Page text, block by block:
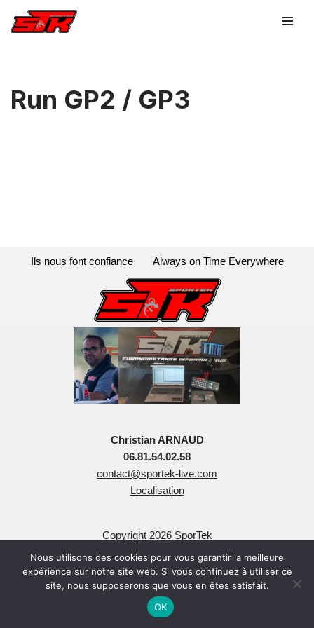
Run GP2 / GP3
Ils nous font confiance Always on Time Everywhere
Christian ARNAUD
06.81.54.02.58
contact@sportek-live.com
Localisation
Copyright 2026 SporTek
Tous Droits Réservés
| Propulsé par
Nous utilisons des cookies pour vous garantir la meilleure
expérience sur notre site web. Si vous continuez à utiliser ce
site, nous supposerons que vous en êtes satisfait.
OK